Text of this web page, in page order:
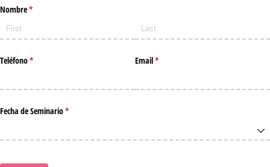
Nombre*
(required)
Teléfono*
(required) Email*
(required)
Fecha de Seminario*
(required)